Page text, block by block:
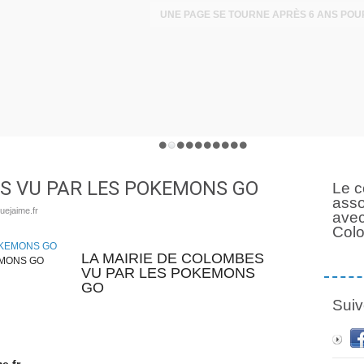
VU PAR LES POKEMONS GO
GO
LA MAIRIE DE COLOMBES
VU PAR LES POKEMONS
GO
Le